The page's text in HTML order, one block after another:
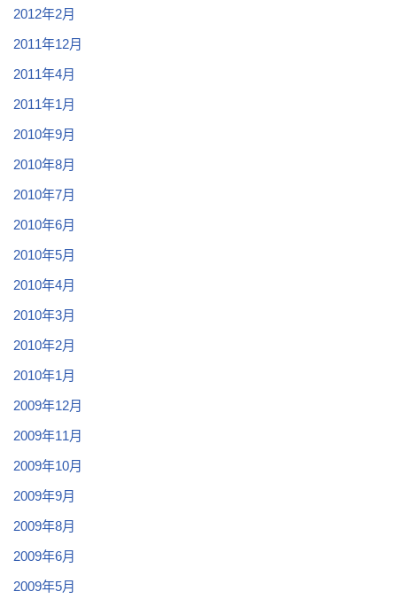
2012年2月
2011年12月
2011年4月
2011年1月
2010年9月
2010年8月
2010年7月
2010年6月
2010年5月
2010年4月
2010年3月
2010年2月
2010年1月
2009年12月
2009年11月
2009年10月
2009年9月
2009年8月
2009年6月
2009年5月